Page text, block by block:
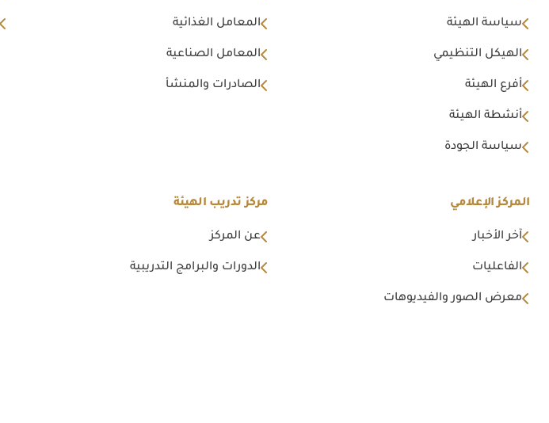
سياسة الهيئة
الهيكل التنظيمي
أفرع الهيئة
أنشطة الهيئة
سياسة الجودة
المعامل الغذائية
المعامل الصناعية
الصادرات والمنشأ
المركز الإعلامي
آخر الأخبار
الفاعليات
معرض الصور والفيديوهات
مركز تدريب الهيئة
عن المركز
الدورات والبرامج التدريبية